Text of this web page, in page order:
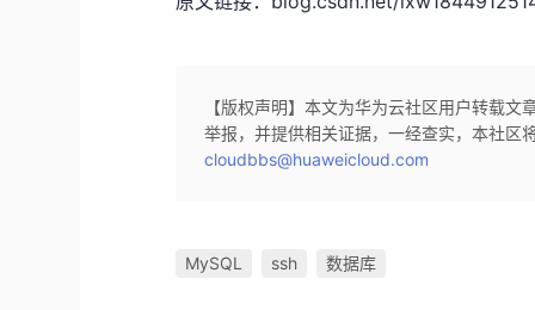
【版权声明】本文为华为云社区用户转载
举报，并提供相关证据，一经查实，本社区
cloudbbs@huaweicloud.com
MySQL ssh 数据库